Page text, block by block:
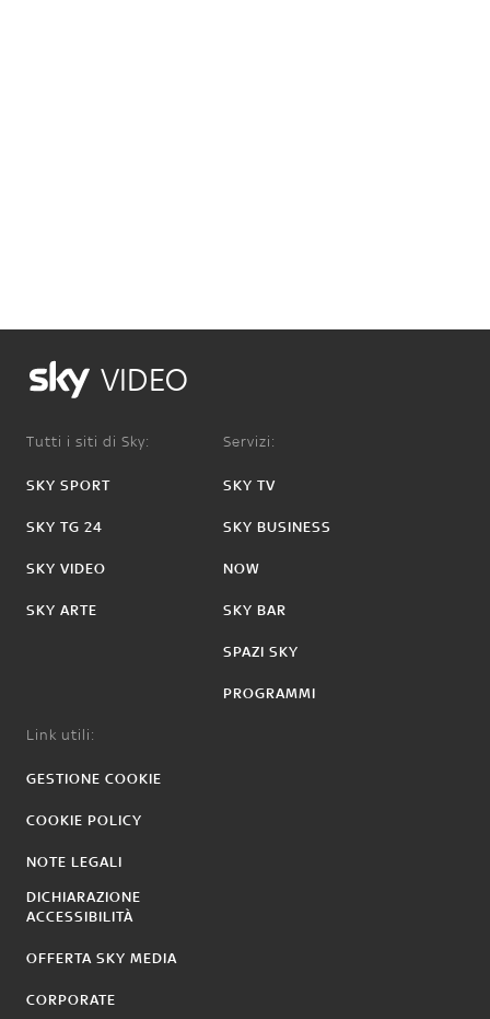
VIDEO
Tutti i siti di Sky:
SKY SPORT
SKY TG 24
SKY VIDEO
SKY ARTE
Servizi:
SKY TV
SKY BUSINESS
NOW
SKY BAR
SPAZI SKY
PROGRAMMI
Link utili:
GESTIONE COOKIE
COOKIE POLICY
NOTE LEGALI
DICHIARAZIONE
ACCESSIBILITÀ
OFFERTA SKY MEDIA
CORPORATE